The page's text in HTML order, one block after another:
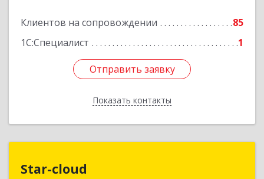
Клиентов на сопровождении
85
1С:Специалист
1
Отправить заявку
Показать контакты
Отправить заявку
Назад
Star-cloud